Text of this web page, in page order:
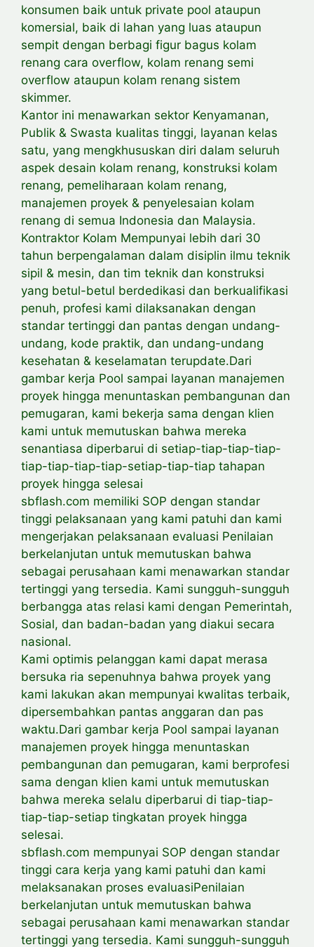
konsumen baik untuk private pool ataupun
komersial, baik di lahan yang luas ataupun
sempit dengan berbagi figur bagus kolam
renang cara overflow, kolam renang semi
overflow ataupun kolam renang sistem
skimmer.
Kantor ini menawarkan sektor Kenyamanan,
Publik & Swasta kualitas tinggi, layanan kelas
satu, yang mengkhususkan diri dalam seluruh
aspek desain kolam renang, konstruksi kolam
renang, pemeliharaan kolam renang,
manajemen proyek & penyelesaian kolam
renang di semua Indonesia dan Malaysia.
Kontraktor Kolam Mempunyai lebih dari 30
tahun berpengalaman dalam disiplin ilmu teknik
sipil & mesin, dan tim teknik dan konstruksi
yang betul-betul berdedikasi dan berkualifikasi
penuh, profesi kami dilaksanakan dengan
standar tertinggi dan pantas dengan undang-
undang, kode praktik, dan undang-undang
kesehatan & keselamatan terupdate.Dari
gambar kerja Pool sampai layanan manajemen
proyek hingga menuntaskan pembangunan dan
pemugaran, kami bekerja sama dengan klien
kami untuk memutuskan bahwa mereka
senantiasa diperbarui di setiap-tiap-tiap-tiap-
tiap-tiap-tiap-tiap-setiap-tiap-tiap tahapan
proyek hingga selesai
sbflash.com memiliki SOP dengan standar
tinggi pelaksanaan yang kami patuhi dan kami
mengerjakan pelaksanaan evaluasi Penilaian
berkelanjutan untuk memutuskan bahwa
sebagai perusahaan kami menawarkan standar
tertinggi yang tersedia. Kami sungguh-sungguh
berbangga atas relasi kami dengan Pemerintah,
Sosial, dan badan-badan yang diakui secara
nasional.
Kami optimis pelanggan kami dapat merasa
bersuka ria sepenuhnya bahwa proyek yang
kami lakukan akan mempunyai kwalitas terbaik,
dipersembahkan pantas anggaran dan pas
waktu.Dari gambar kerja Pool sampai layanan
manajemen proyek hingga menuntaskan
pembangunan dan pemugaran, kami berprofesi
sama dengan klien kami untuk memutuskan
bahwa mereka selalu diperbarui di tiap-tiap-
tiap-tiap-setiap tingkatan proyek hingga
selesai.
sbflash.com mempunyai SOP dengan standar
tinggi cara kerja yang kami patuhi dan kami
melaksanakan proses evaluasiPenilaian
berkelanjutan untuk memutuskan bahwa
sebagai perusahaan kami menawarkan standar
tertinggi yang tersedia. Kami sungguh-sungguh